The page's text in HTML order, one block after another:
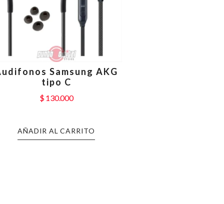
Samsung AKG
tipo C
$130.000
AÑADIR AL CARRITO